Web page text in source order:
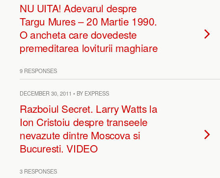
NU UITA! Adevarul despre
Targu Mures – 20 Martie 1990.
O ancheta care dovedeste
premeditarea loviturii maghiare
9 RESPONSES
DECEMBER 30, 2011 • BY EXPRESS
Razboiul Secret. Larry Watts la
Ion Cristoiu despre transeele
nevazute dintre Moscova si
Bucuresti. VIDEO
3 RESPONSES